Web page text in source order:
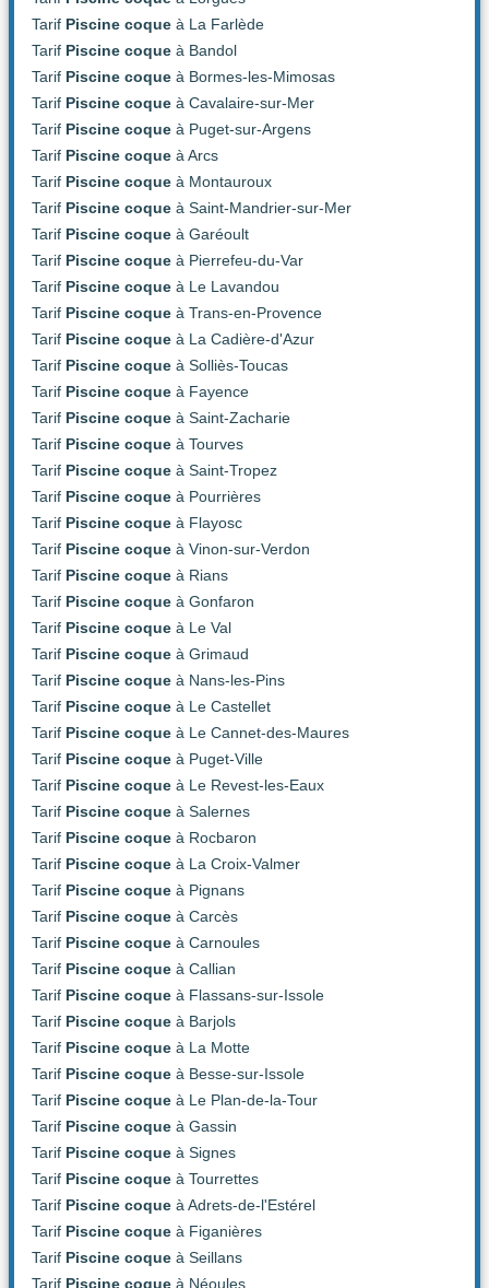
Tarif Piscine coque à La Farlède
Tarif Piscine coque à Bandol
Tarif Piscine coque à Bormes-les-Mimosas
Tarif Piscine coque à Cavalaire-sur-Mer
Tarif Piscine coque à Puget-sur-Argens
Tarif Piscine coque à Arcs
Tarif Piscine coque à Montauroux
Tarif Piscine coque à Saint-Mandrier-sur-Mer
Tarif Piscine coque à Garéoult
Tarif Piscine coque à Pierrefeu-du-Var
Tarif Piscine coque à Le Lavandou
Tarif Piscine coque à Trans-en-Provence
Tarif Piscine coque à La Cadière-d'Azur
Tarif Piscine coque à Solliès-Toucas
Tarif Piscine coque à Fayence
Tarif Piscine coque à Saint-Zacharie
Tarif Piscine coque à Tourves
Tarif Piscine coque à Saint-Tropez
Tarif Piscine coque à Pourrières
Tarif Piscine coque à Flayosc
Tarif Piscine coque à Vinon-sur-Verdon
Tarif Piscine coque à Rians
Tarif Piscine coque à Gonfaron
Tarif Piscine coque à Le Val
Tarif Piscine coque à Grimaud
Tarif Piscine coque à Nans-les-Pins
Tarif Piscine coque à Le Castellet
Tarif Piscine coque à Le Cannet-des-Maures
Tarif Piscine coque à Puget-Ville
Tarif Piscine coque à Le Revest-les-Eaux
Tarif Piscine coque à Salernes
Tarif Piscine coque à Rocbaron
Tarif Piscine coque à La Croix-Valmer
Tarif Piscine coque à Pignans
Tarif Piscine coque à Carcès
Tarif Piscine coque à Carnoules
Tarif Piscine coque à Callian
Tarif Piscine coque à Flassans-sur-Issole
Tarif Piscine coque à Barjols
Tarif Piscine coque à La Motte
Tarif Piscine coque à Besse-sur-Issole
Tarif Piscine coque à Le Plan-de-la-Tour
Tarif Piscine coque à Gassin
Tarif Piscine coque à Signes
Tarif Piscine coque à Tourrettes
Tarif Piscine coque à Adrets-de-l'Estérel
Tarif Piscine coque à Figanières
Tarif Piscine coque à Seillans
Tarif Piscine coque à Néoules